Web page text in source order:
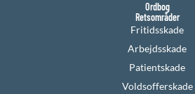
Ordbog
Retsområder
Fritidsskade
Arbejdsskade
Patientskade
Voldsofferskade